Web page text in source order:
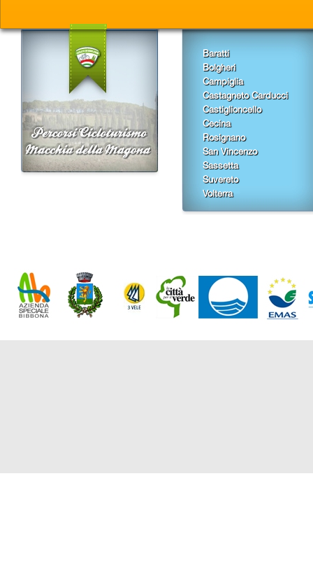
Baratti
Bolgheri
Campiglia
Castagneto Carducci
Castiglioncello
Cecina
Rosignano
San Vincenzo
Sassetta
Suvereto
Volterra